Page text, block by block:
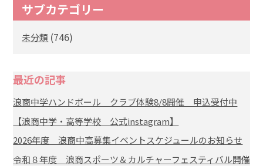
サブカテゴリー
未分類 (746)
最近の記事
浪商中学ハンドボール クラブ体験8/8開催 申込受付中
【浪商中学・高等学校 公式instagram】
2026年度 浪商中高募集イベントスケジュールのお知らせ
令和８年度 浪商スポーツ＆カルチャーフェスティバル開催